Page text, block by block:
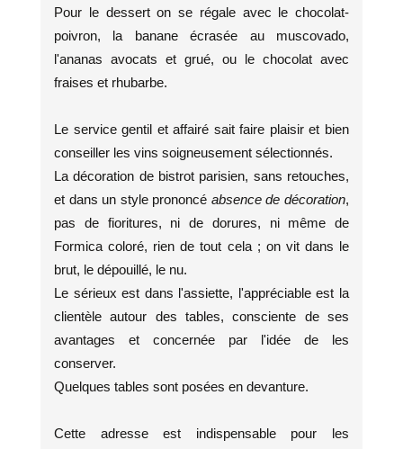
Pour le dessert on se régale avec le chocolat-
poivron, la banane écrasée au muscovado,
l'ananas avocats et grué, ou le chocolat avec
fraises et rhubarbe.
Le service gentil et affairé sait faire plaisir et bien
conseiller les vins soigneusement sélectionnés.
La décoration de bistrot parisien, sans retouches,
et dans un style prononcé absence de décoration,
pas de fioritures, ni de dorures, ni même de
Formica coloré, rien de tout cela ; on vit dans le
brut, le dépouillé, le nu.
Le sérieux est dans l'assiette, l'appréciable est la
clientèle autour des tables, consciente de ses
avantages et concernée par l'idée de les
conserver.
Quelques tables sont posées en devanture.
Cette adresse est indispensable pour les